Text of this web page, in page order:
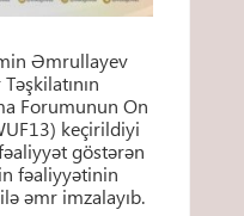
Əmrullayev
Forumunun On
keçirildiyi
göstərən
fəaliyyətinin
əmr imzalayıb.